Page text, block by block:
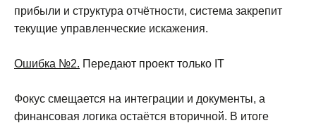
прибыли и структура отчётности, система закрепит
текущие управленческие искажения.
Ошибка №2. Передают проект только IT
Фокус смещается на интеграции и документы, а
финансовая логика остаётся вторичной. В итоге
О компании